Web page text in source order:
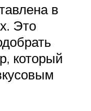
в
Это
который